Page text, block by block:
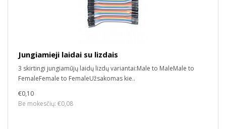
Jungiamieji laidai su lizdais
3 skirtingi jungiamūjų laidų lizdų variantai:Male to MaleMale to
FemaleFemale to FemaleUžsakomas kie..
€0,10
Be mokesčių: €0,08